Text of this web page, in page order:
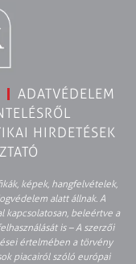
ADATVÉDELEM
HIRDETÉSEK
képek, hangfelvételek,
alatt állnak. A
kapcsolatosan, beleértve a
is – A szerzői
értelmében a törvény
piacairól szóló európai